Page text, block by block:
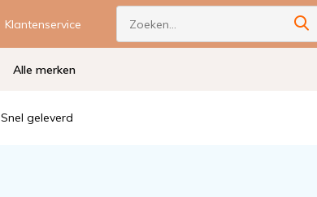
Klantenservice
Alle merken
Snel geleverd